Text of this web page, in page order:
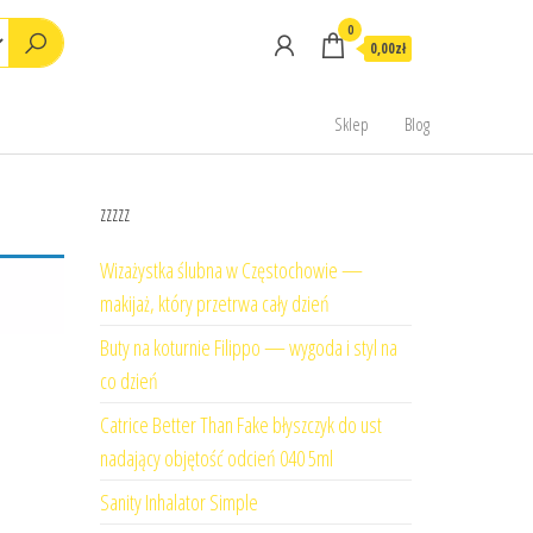
0
0,00zł
Sklep Blog
zzzzz
Wizażystka ślubna w Częstochowie —
makijaż, który przetrwa cały dzień
Buty na koturnie Filippo — wygoda i styl na
co dzień
Catrice Better Than Fake błyszczyk do ust
nadający objętość odcień 040 5ml
Sanity Inhalator Simple